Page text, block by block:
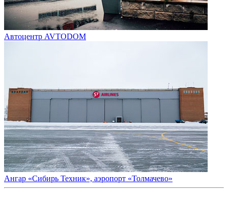
Автоцентр AVTODOM
Ангар «Сибирь Техник», аэропорт «Толмачево»